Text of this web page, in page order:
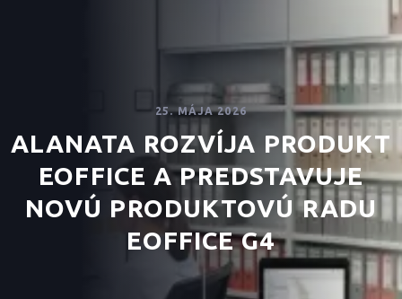
25. MÁJA 2026
ALANATA ROZVÍJA PRODUKT
EOFFICE A PREDSTAVUJE
NOVÚ PRODUKTOVÚ RADU
EOFFICE G4